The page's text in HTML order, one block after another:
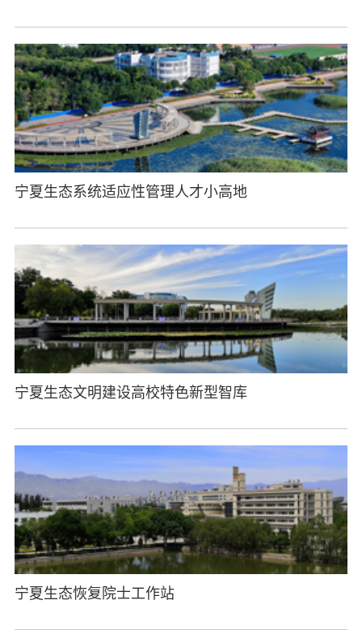
宁夏生态系统适应性管理人才小高地
宁夏生态文明建设高校特色新型智库
宁夏生态恢复院士工作站